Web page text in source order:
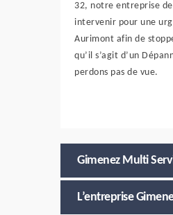
32, notre entreprise
intervenir pour une
Aurimont afin de
qu’il s’agit d’un
perdons pas de vue.
Gimenez Multi
L’entreprise